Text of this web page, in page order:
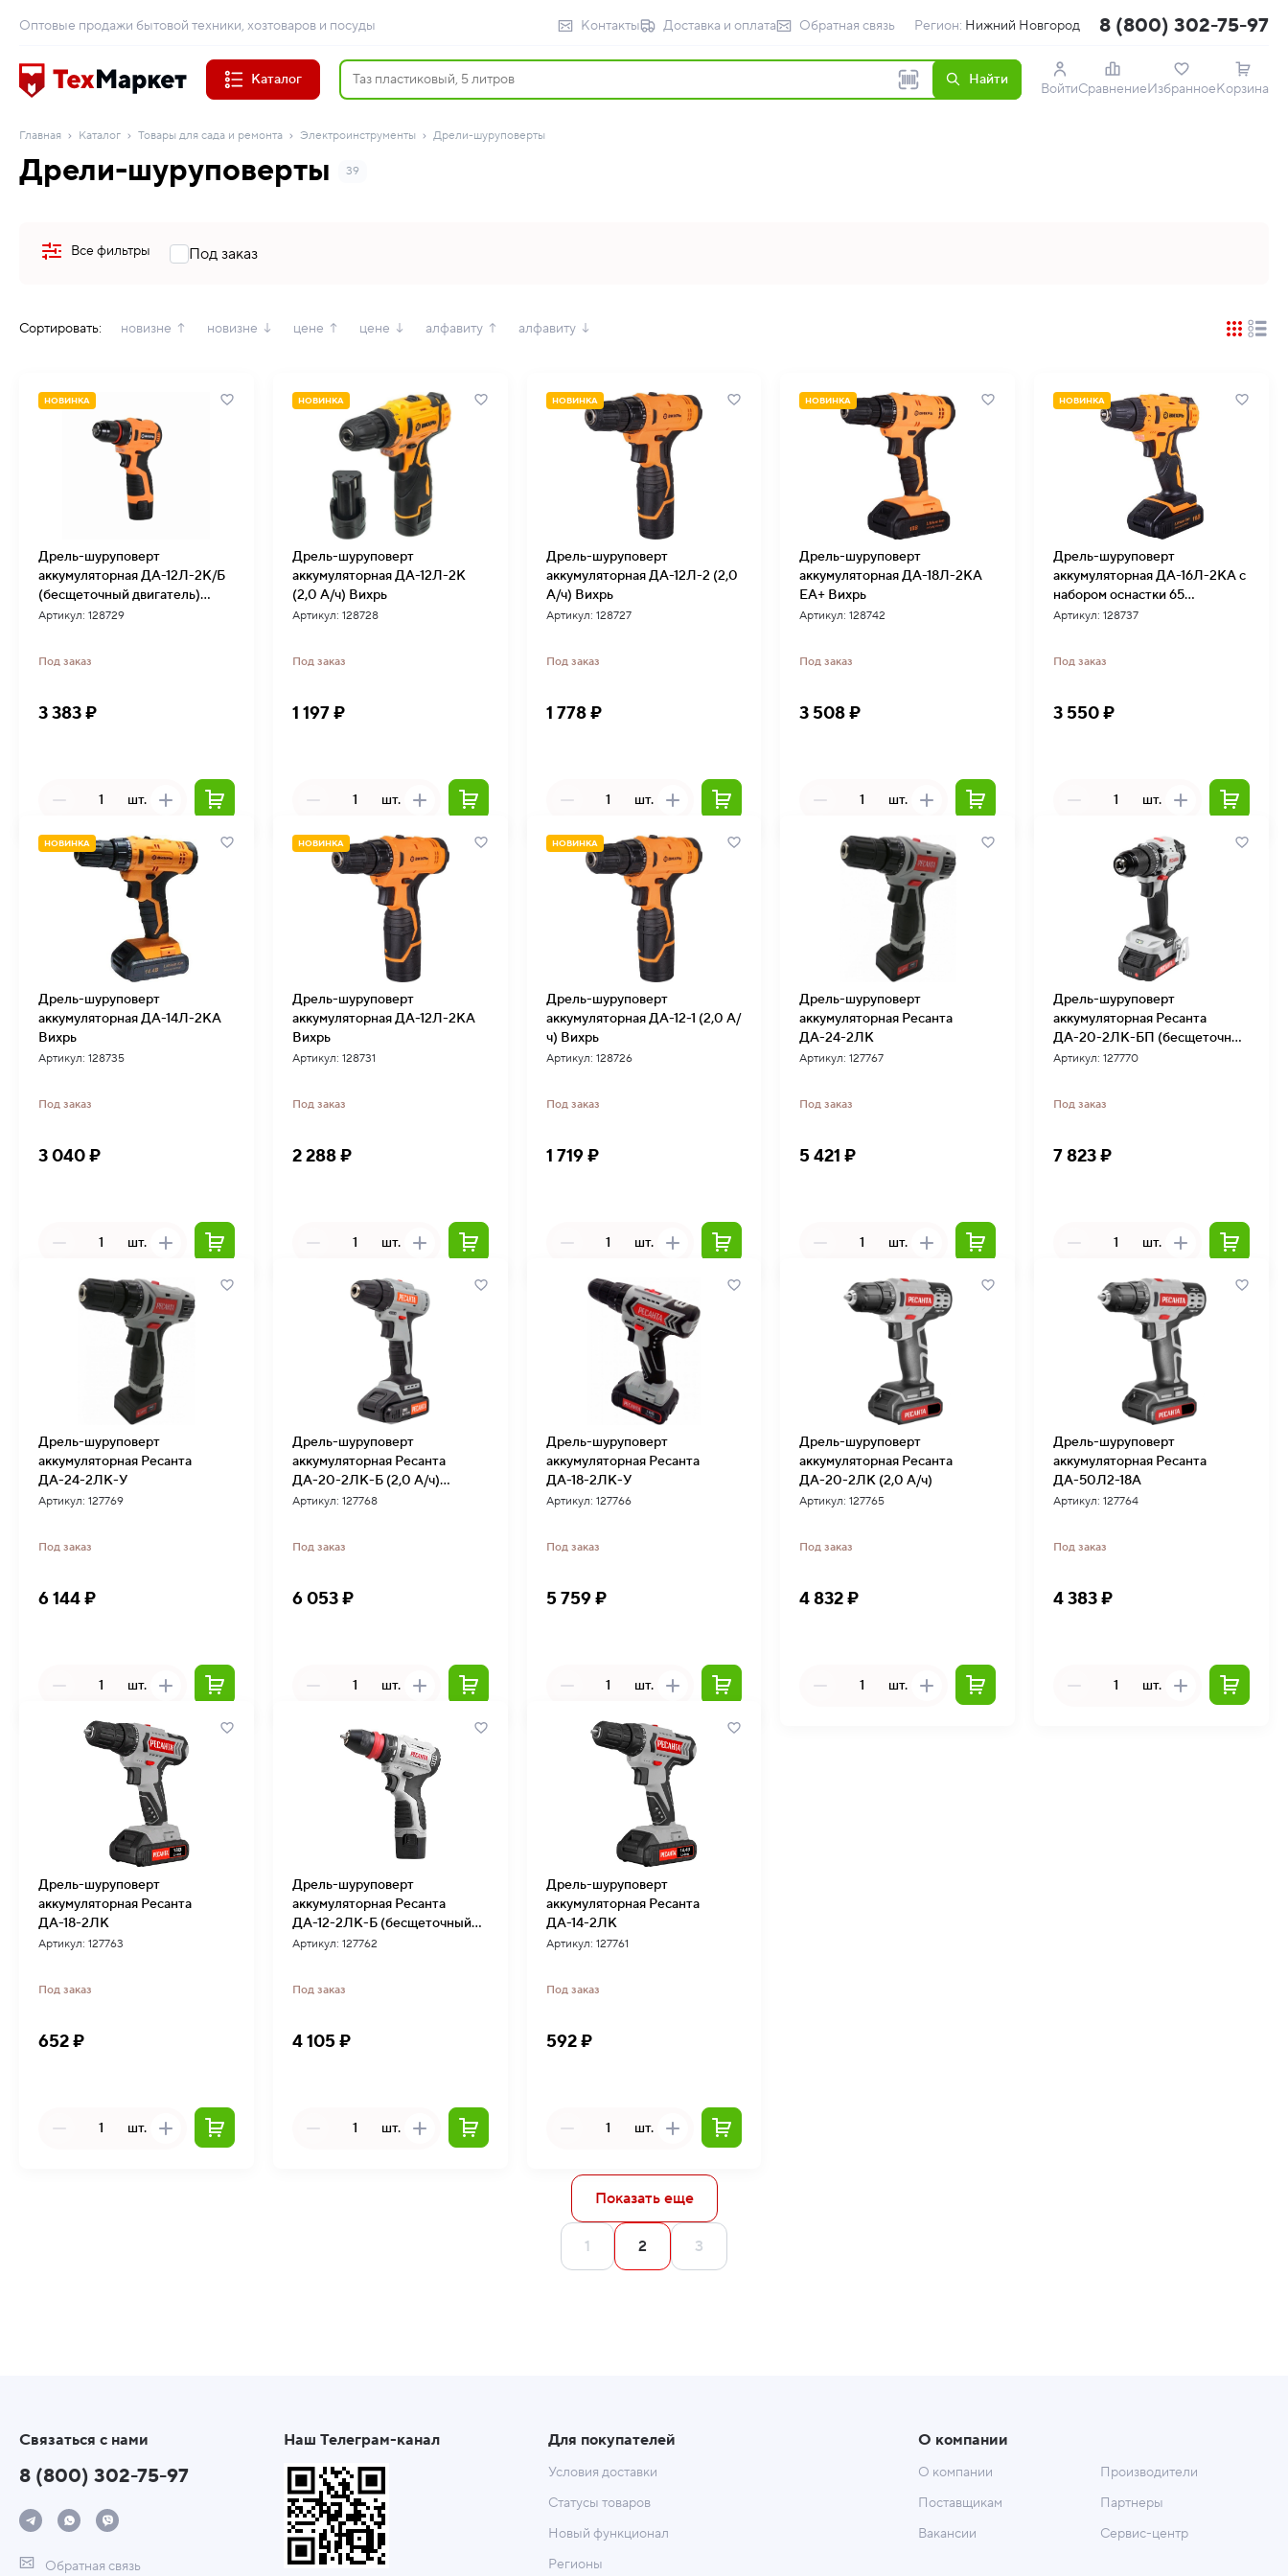
Оптовые продажи бытовой техники, хозтоваров и посуды Контакты Доставка и оплата Обратная связь Регион: Нижний Новгород 8 (800) 302-75-97
Каталог Найти
ВойтиСравнениеИзбранноеКорзина
Главная Каталог Товары для сада и ремонта Электроинструменты Дрели-шуруповерты
Дрели-шуруповерты 39
Все фильтры Под заказ
Сортировать: новизне ↑ новизне ↓ цене ↑ цене ↓ алфавиту ↑ алфавиту ↓
НОВИНКА
Дрель-шуруповерт
аккумуляторная ДА-12Л-2К/Б
(бесщеточный двигатель)
Вихрь
Артикул: 128729
Под заказ
3 383 ₽
шт.
НОВИНКА
Дрель-шуруповерт
аккумуляторная ДА-12Л-2К
(2,0 А/ч) Вихрь
Артикул: 128728
Под заказ
1 197 ₽
шт.
НОВИНКА
Дрель-шуруповерт
аккумуляторная ДА-12Л-2 (2,0
А/ч) Вихрь
Артикул: 128727
Под заказ
1 778 ₽
шт.
НОВИНКА
Дрель-шуруповерт
аккумуляторная ДА-18Л-2КА
ЕА+ Вихрь
Артикул: 128742
Под заказ
3 508 ₽
шт.
НОВИНКА
Дрель-шуруповерт
аккумуляторная ДА-16Л-2КА с
набором оснастки 65
предметов Вихрь
Артикул: 128737
Под заказ
3 550 ₽
шт.
НОВИНКА
Дрель-шуруповерт
аккумуляторная ДА-14Л-2KА
Вихрь
Артикул: 128735
Под заказ
3 040 ₽
шт.
НОВИНКА
Дрель-шуруповерт
аккумуляторная ДА-12Л-2КА
Вихрь
Артикул: 128731
Под заказ
2 288 ₽
шт.
НОВИНКА
Дрель-шуруповерт
аккумуляторная ДА-12-1 (2,0 А/
ч) Вихрь
Артикул: 128726
Под заказ
1 719 ₽
шт.
Дрель-шуруповерт
аккумуляторная Ресанта
ДА-24-2ЛК
Артикул: 127767
Под заказ
5 421 ₽
шт.
Дрель-шуруповерт
аккумуляторная Ресанта
ДА-20-2ЛК-БП (бесщеточный
двигатель) в Москве
Артикул: 127770
Под заказ
7 823 ₽
шт.
Дрель-шуруповерт
аккумуляторная Ресанта
ДА-24-2ЛК-У
Артикул: 127769
Под заказ
6 144 ₽
шт.
Дрель-шуруповерт
аккумуляторная Ресанта
ДА-20-2ЛК-Б (2,0 А/ч)
(бесщеточный двигатель)
Артикул: 127768
Под заказ
6 053 ₽
шт.
Дрель-шуруповерт
аккумуляторная Ресанта
ДА-18-2ЛК-У
Артикул: 127766
Под заказ
5 759 ₽
шт.
Дрель-шуруповерт
аккумуляторная Ресанта
ДА-20-2ЛК (2,0 А/ч)
Артикул: 127765
Под заказ
4 832 ₽
шт.
Дрель-шуруповерт
аккумуляторная Ресанта
ДА-50Л2-18А
Артикул: 127764
Под заказ
4 383 ₽
шт.
Дрель-шуруповерт
аккумуляторная Ресанта
ДА-18-2ЛК
Артикул: 127763
Под заказ
652 ₽
шт.
Дрель-шуруповерт
аккумуляторная Ресанта
ДА-12-2ЛК-Б (бесщеточный
двигатель)
Артикул: 127762
Под заказ
4 105 ₽
шт.
Дрель-шуруповерт
аккумуляторная Ресанта
ДА-14-2ЛК
Артикул: 127761
Под заказ
592 ₽
шт.
Показать еще
1 2 3
Связаться с нами
8 (800) 302-75-97
Обратная связь
Наш Телеграм-канал Для покупателей
Условия доставки
Статусы товаров
Новый функционал
Регионы
О компании
О компании
Поставщикам
Вакансии
Производители
Партнеры
Сервис-центр